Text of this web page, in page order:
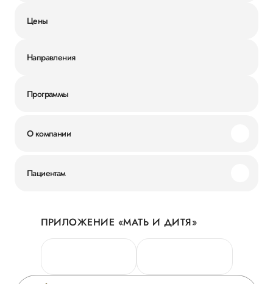
Цены
Направления
Программы
О компании
Новости
Руководство
Сотрудничество
Пациентам
Личный кабинет
Персональные данные
Горячая линия качества
ПРИЛОЖЕНИЕ «МАТЬ И ДИТЯ»